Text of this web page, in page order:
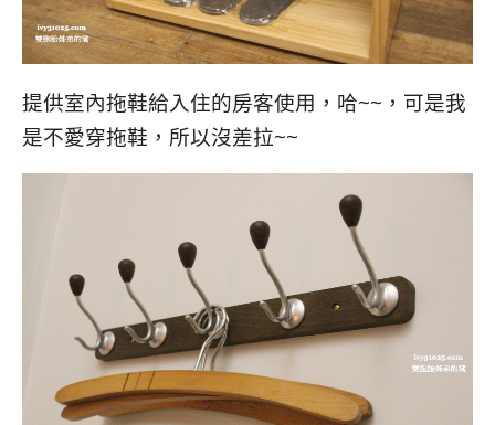
提供室內拖鞋給入住的房客使用，哈~~，可是我
是不愛穿拖鞋，所以沒差拉~~